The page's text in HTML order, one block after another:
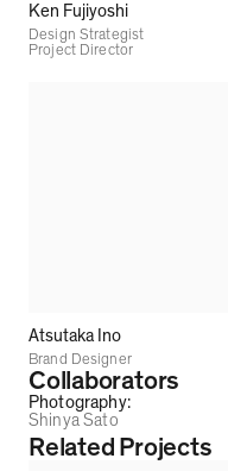
Ken Fujiyoshi
Design Strategist
Project Director
Atsutaka Ino
Brand Designer
Collaborators
Photography:
Shinya Sato
Related Projects